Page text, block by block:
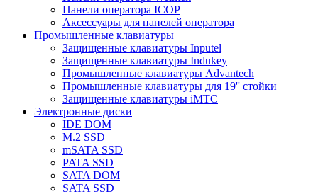
Панели оператора ICOP
Аксессуары для панелей оператора
Промышленные клавиатуры
Защищенные клавиатуры Inputel
Защищенные клавиатуры Indukey
Промышленные клавиатуры Advantech
Промышленные клавиатуры для 19'' стойки
Защищенные клавиатуры iMTC
Электронные диски
IDE DOM
M.2 SSD
mSATA SSD
PATA SSD
SATA DOM
SATA SSD